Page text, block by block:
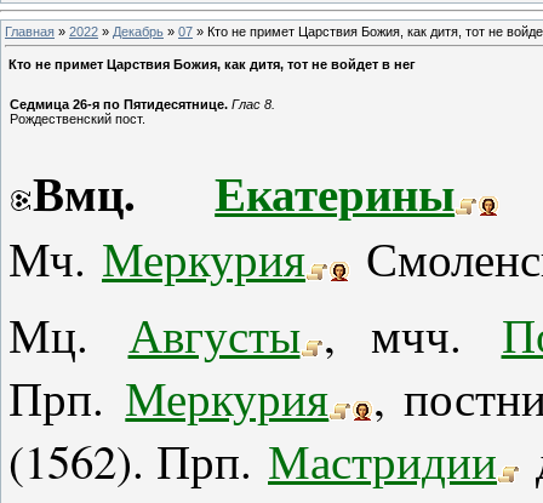
Главная » 2022 » Декабрь » 07 » Кто не примет Царствия Божия, как дитя, тот не
Кто не примет Царствия Божия, как дитя, тот не войдет в нег
Седмица 26-я по Пятидесятнице. Глас 8.
Рождественский пост.
Вмц.Екатерины
Мч. Меркурия
Мц. Августы , мчч.
Прп. Меркурия
,
(1562). Прп. Мастридии